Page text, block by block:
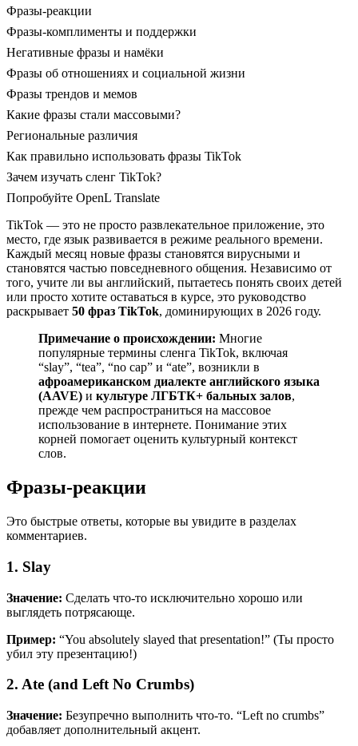
Фразы-реакции
Фразы-комплименты и поддержки
Негативные фразы и намёки
Фразы об отношениях и социальной жизни
Фразы трендов и мемов
Какие фразы стали массовыми?
Региональные различия
Как правильно использовать фразы TikTok
Зачем изучать сленг TikTok?
Попробуйте OpenL Translate
TikTok — это не просто развлекательное приложение, это
место, где язык развивается в режиме реального времени.
Каждый месяц новые фразы становятся вирусными и
становятся частью повседневного общения. Независимо от
того, учите ли вы английский, пытаетесь понять своих детей
или просто хотите оставаться в курсе, это руководство
раскрывает 50 фраз TikTok, доминирующих в 2026 году.
Примечание о происхождении: Многие
популярные термины сленга TikTok, включая
“slay”, “tea”, “no cap” и “ate”, возникли в
афроамериканском диалекте английского языка
(AAVE) и культуре ЛГБТК+ бальных залов,
прежде чем распространиться на массовое
использование в интернете. Понимание этих
корней помогает оценить культурный контекст
слов.
Фразы-реакции
Это быстрые ответы, которые вы увидите в разделах
комментариев.
1. Slay
Значение: Сделать что-то исключительно хорошо или
выглядеть потрясающе.
Пример: “You absolutely slayed that presentation!” (Ты просто
убил эту презентацию!)
2. Ate (and Left No Crumbs)
Значение: Безупречно выполнить что-то. “Left no crumbs”
добавляет дополнительный акцент.